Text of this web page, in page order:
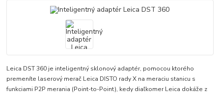
Leica DST 360 je inteligentný sklonový adaptér, pomocou ktorého
premeníte laserový merač Leica DISTO rady X na meraciu stanicu s
funkciami P2P merania (Point-to-Point), kedy diaľkomer Leica dokáže z